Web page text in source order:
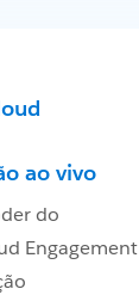
ao vivo
do
Engagement